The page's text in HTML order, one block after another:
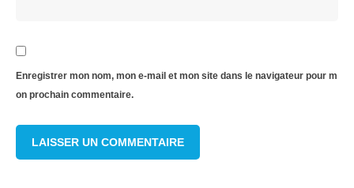
Enregistrer mon nom, mon e-mail et mon site dans le navigateur pour m
on prochain commentaire.